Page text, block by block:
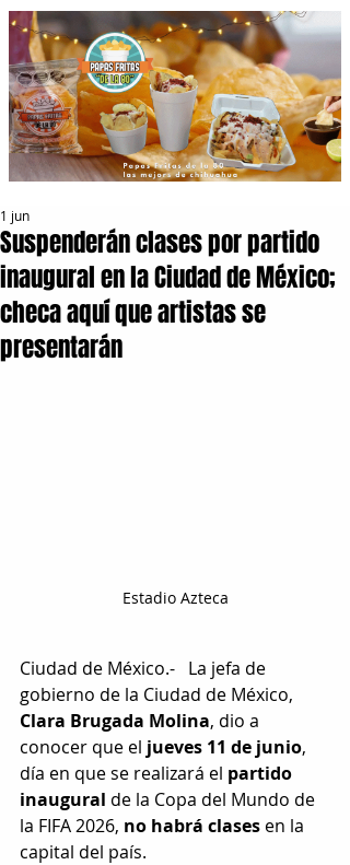
Suspenderán clases por partido
inaugural en la Ciudad de México;
checa aquí que artistas se
presentarán
1 jun
Estadio Azteca
Ciudad de México.-   La jefa de
gobierno de la Ciudad de México,
Clara Brugada Molina, dio a
conocer que el jueves 11 de junio,
día en que se realizará el partido
inaugural de la Copa del Mundo de
la FIFA 2026, no habrá clases en la
capital del país.